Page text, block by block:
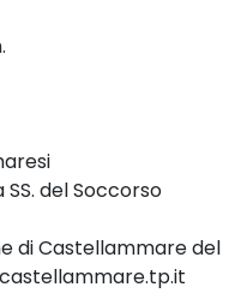
SS. del Soccorso
di Castellammare del